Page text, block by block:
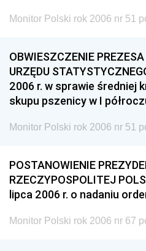
Monitor Polski rok 2006 nr 51
OBWIESZCZENIE
URZĘDU
2006 r. w sprawie średniej
skupu pszenicy w I
Monitor Polski rok 2006 nr 51
POSTANOWIENIE
RZECZYPOSPOLITEJ
lipca 2006 r. o nadaniu
Monitor Polski rok 2006 nr 67